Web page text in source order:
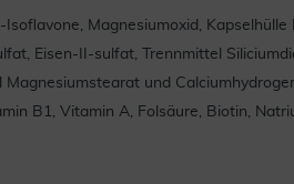
Magnesiumoxid,
Eisen-II-sulfat, Trennmittel
und
B1, Vitamin A, Folsäure, Biotin,